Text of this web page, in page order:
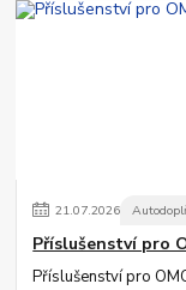
21.07.2026
Příslušenství pro
Příslušenství pro